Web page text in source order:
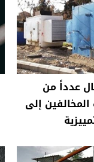
عدداً من
إلى